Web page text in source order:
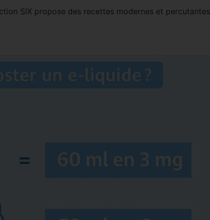
SIX propose des recettes modernes et percutantes